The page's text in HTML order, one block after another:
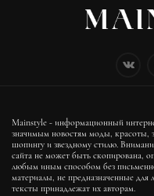
Mainstyle - информационный
значимым новостям моды, красоты,
шопингу и звездному стилю.
сайта не может быть скопирована,
любым иным способом без
материалы, не предназначенные для
тексты принадлежат их авторам.